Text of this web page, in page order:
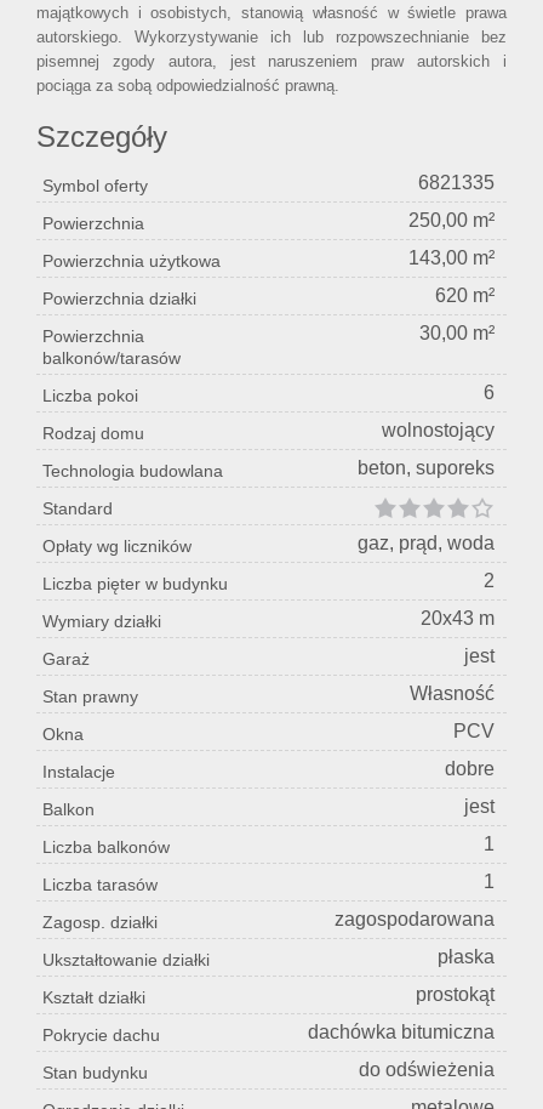
majątkowych i osobistych, stanowią własność w świetle prawa
autorskiego. Wykorzystywanie ich lub rozpowszechnianie bez
pisemnej zgody autora, jest naruszeniem praw autorskich i
pociąga za sobą odpowiedzialność prawną.
Szczegóły
Symbol oferty 6821335
Powierzchnia 250,00 m²
Powierzchnia użytkowa 143,00 m²
Powierzchnia działki 620 m²
Powierzchnia
balkonów/tarasów
30,00 m²
Liczba pokoi 6
Rodzaj domu wolnostojący
Technologia budowlana beton, suporeks
Standard
Opłaty wg liczników
gaz, prąd, woda
Liczba pięter w budynku 2
Wymiary działki 20x43 m
Garaż jest
Stan prawny Własność
Okna PCV
Instalacje dobre
Balkon jest
Liczba balkonów 1
Liczba tarasów 1
Zagosp. działki zagospodarowana
Ukształtowanie działki płaska
Kształt działki prostokąt
Pokrycie dachu dachówka bitumiczna
Stan budynku do odświeżenia